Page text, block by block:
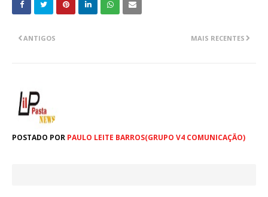
MAIS RECENTES
ANTIGOS
POSTADO POR PAULO LEITE BARROS(GRUPO V4 COMUNICAÇÃO)